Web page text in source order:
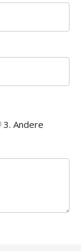
3. Andere